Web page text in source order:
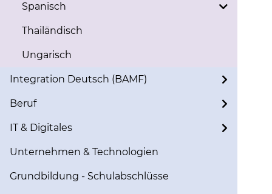
Spanisch
Thailändisch
Ungarisch
Integration Deutsch (BAMF)
Beruf
IT & Digitales
Unternehmen & Technologien
Grundbildung - Schulabschlüsse